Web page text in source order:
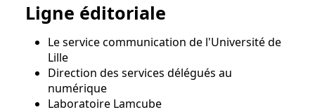
Ligne éditoriale
Le service communication de l'Université de
Lille
Direction des services délégués au
numérique
Laboratoire Lamcube